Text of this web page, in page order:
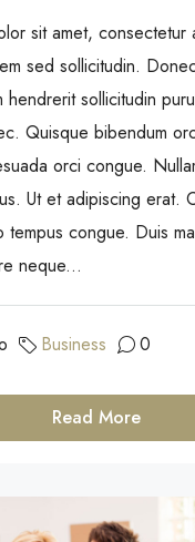
sit amet, consectetur
sed sollicitudin.
hendrerit sollicitudin
Quisque bibendum
orci congue.
Ut et adipiscing erat.
tempus congue. Duis
neque...
Business 0
Read More